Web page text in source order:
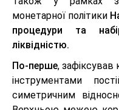
монетарної політики
процедури та
ліквідністю.
По-перше,
інструментами
симетричним